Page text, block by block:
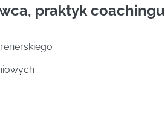
praktyk coachingu